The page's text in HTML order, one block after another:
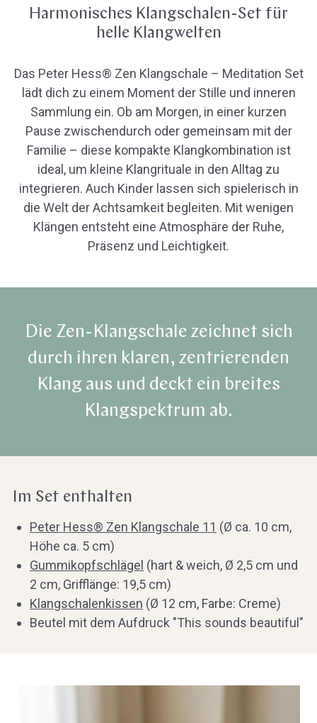
Harmonisches Klangschalen-Set für
helle Klangwelten
Das Peter Hess® Zen Klangschale – Meditation Set
lädt dich zu einem Moment der Stille und inneren
Sammlung ein. Ob am Morgen, in einer kurzen
Pause zwischendurch oder gemeinsam mit der
Familie – diese kompakte Klangkombination ist
ideal, um kleine Klangrituale in den Alltag zu
integrieren. Auch Kinder lassen sich spielerisch in
die Welt der Achtsamkeit begleiten. Mit wenigen
Klängen entsteht eine Atmosphäre der Ruhe,
Präsenz und Leichtigkeit.
Die Zen-Klangschale zeichnet sich
durch ihren klaren, zentrierenden
Klang aus und deckt ein breites
Klangspektrum ab.
Im Set enthalten
Peter Hess® Zen Klangschale 11 (Ø ca. 10 cm,
Höhe ca. 5 cm)
Gummikopfschlägel (hart & weich, Ø 2,5 cm und
2 cm, Grifflänge: 19,5 cm)
Klangschalenkissen (Ø 12 cm, Farbe: Creme)
Beutel mit dem Aufdruck "This sounds beautiful"